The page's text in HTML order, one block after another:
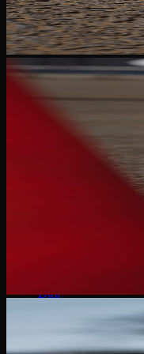
Converse 1970S
Converse Run Star
Onitsuka Tiger
Mexico 66
Timberland
Travis Scott
Under Armour
Dior
Alexander McQueen
Rick Owens
Supreme